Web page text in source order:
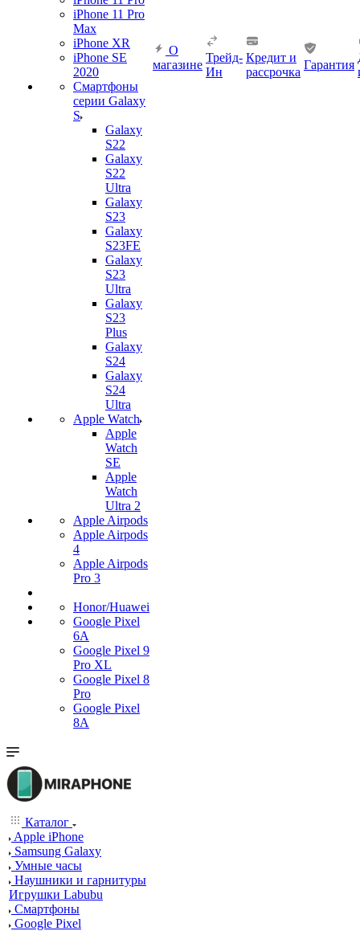
iPhone 11 Pro
Max
iPhone XR
iPhone SE
2020
Смартфоны
серии Galaxy
S
Galaxy
S22
Galaxy
S22
Ultra
Galaxy
S23
Galaxy
S23FE
Galaxy
S23
Ultra
Galaxy
S23
Plus
Galaxy
S24
Galaxy
S24
Ultra
Apple Watch
Apple
Watch
SE
Apple
Watch
Ultra 2
Apple Airpods
Apple Airpods
4
Apple Airpods
Pro 3
Honor/Huawei
Google Pixel
6A
Google Pixel 9
Pro XL
Google Pixel 8
Pro
Google Pixel
8A
О
магазине
Трейд-
Ин
Кредит и
рассрочка
Гарантия
Каталог
Apple iPhone
Samsung Galaxy
Умные часы
Наушники и гарнитуры
Игрушки Labubu
Смартфоны
Google Pixel